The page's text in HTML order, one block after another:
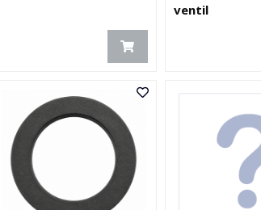
ventil